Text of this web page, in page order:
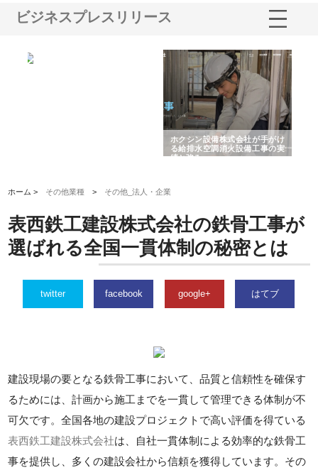
ビジネスプレスリリース
ホクシン設備株式会社が手がけ
る給排水空調消火設備工事の実
績と強み
ホーム > その他業種 > その他_法人・企業
表西鉄工建設株式会社の鉄骨工事が
選ばれる全国一貫体制の秘密とは
twitter facebook google+ はてブ
建設現場の要となる鉄骨工事において、品質と信頼性を確保す
るためには、計画から施工までを一貫して管理できる体制が不
可欠です。全国各地の建設プロジェクトで高い評価を得ている
表西鉄工建設株式会社は、自社一貫体制による効率的な鉄骨工
事を提供し、多くの建設会社から信頼を獲得しています。その